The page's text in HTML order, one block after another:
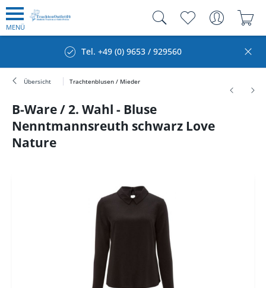
MENÜ
Tel. +49 (0) 9653 / 929560
Übersicht Trachtenblusen / Mieder
B-Ware / 2. Wahl - Bluse
Nenntmannsreuth schwarz Love
Nature